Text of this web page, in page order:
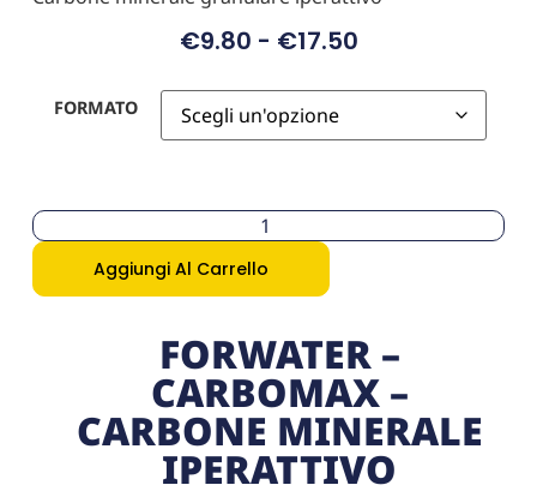
€9.80 - €17.50
FORMATO
Aggiungi Al Carrello
FORWATER –
CARBOMAX –
CARBONE MINERALE
IPERATTIVO